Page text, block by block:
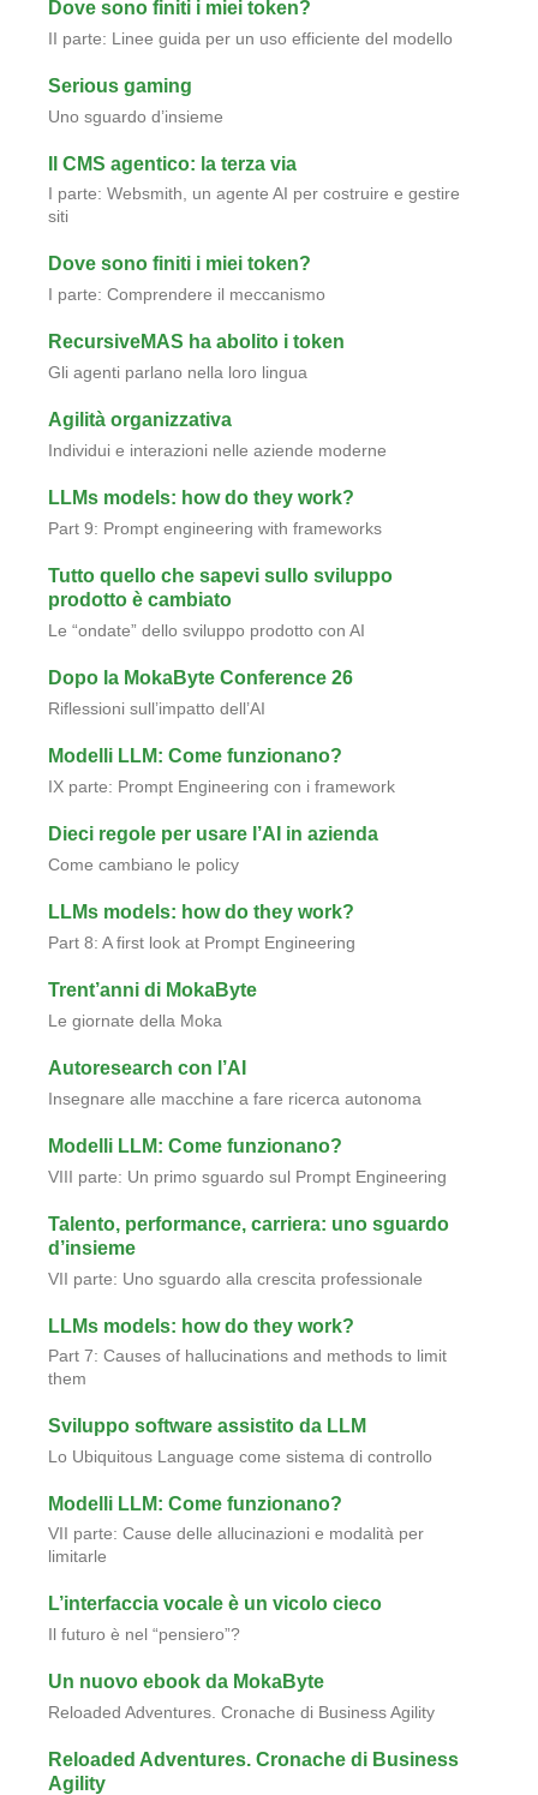
Dove sono finiti i miei token?
II parte: Linee guida per un uso efficiente del modello
Serious gaming
Uno sguardo d’insieme
Il CMS agentico: la terza via
I parte: Websmith, un agente AI per costruire e gestire
siti
Dove sono finiti i miei token?
I parte: Comprendere il meccanismo
RecursiveMAS ha abolito i token
Gli agenti parlano nella loro lingua
Agilità organizzativa
Individui e interazioni nelle aziende moderne
LLMs models: how do they work?
Part 9: Prompt engineering with frameworks
Tutto quello che sapevi sullo sviluppo
prodotto è cambiato
Le “ondate” dello sviluppo prodotto con AI
Dopo la MokaByte Conference 26
Riflessioni sull’impatto dell’AI
Modelli LLM: Come funzionano?
IX parte: Prompt Engineering con i framework
Dieci regole per usare l’AI in azienda
Come cambiano le policy
LLMs models: how do they work?
Part 8: A first look at Prompt Engineering
Trent’anni di MokaByte
Le giornate della Moka
Autoresearch con l’AI
Insegnare alle macchine a fare ricerca autonoma
Modelli LLM: Come funzionano?
VIII parte: Un primo sguardo sul Prompt Engineering
Talento, performance, carriera: uno sguardo
d’insieme
VII parte: Uno sguardo alla crescita professionale
LLMs models: how do they work?
Part 7: Causes of hallucinations and methods to limit
them
Sviluppo software assistito da LLM
Lo Ubiquitous Language come sistema di controllo
Modelli LLM: Come funzionano?
VII parte: Cause delle allucinazioni e modalità per
limitarle
L’interfaccia vocale è un vicolo cieco
Il futuro è nel “pensiero”?
Un nuovo ebook da MokaByte
Reloaded Adventures. Cronache di Business Agility
Reloaded Adventures. Cronache di Business
Agility